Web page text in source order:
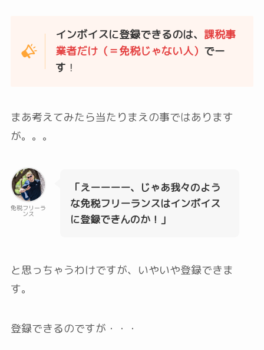
インボイスに登録できるのは、 課税事
業者だけ（＝免税じゃない人） でー
す ！
まあ考えてみたら当たりまえの事ではあります
が。。。
免税フリーラ
ンス
「えーーーー、じゃあ我々のよう
な免税フリーランスはインボイス
に登録できんのか！」
と思っちゃうわけですが、いやいや登録できま
す。
登録できるのですが・・・